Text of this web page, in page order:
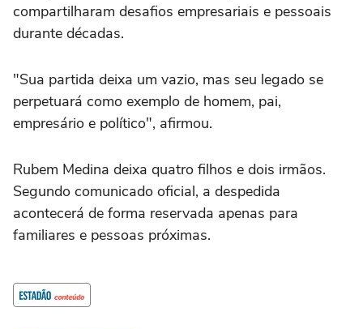
compartilharam desafios empresariais e pessoais
durante décadas.
"Sua partida deixa um vazio, mas seu legado se
perpetuará como exemplo de homem, pai,
empresário e político", afirmou.
Rubem Medina deixa quatro filhos e dois irmãos.
Segundo comunicado oficial, a despedida
acontecerá de forma reservada apenas para
familiares e pessoas próximas.